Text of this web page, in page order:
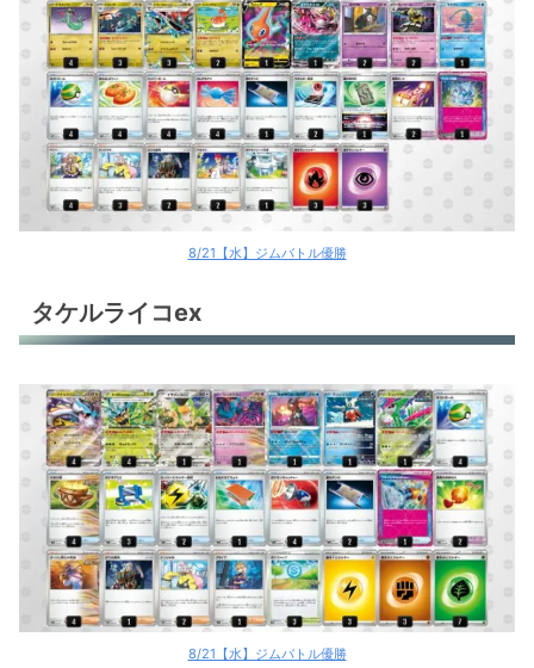
8/21【水】ジムバトル優勝
タケルライコex
8/21【水】ジムバトル優勝